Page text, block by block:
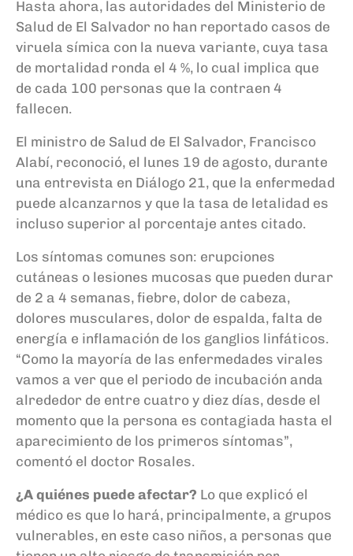
Hasta ahora, las autoridades del Ministerio de
Salud de El Salvador no han reportado casos de
viruela símica con la nueva variante, cuya tasa
de mortalidad ronda el 4 %, lo cual implica que
de cada 100 personas que la contraen 4
fallecen.
El ministro de Salud de El Salvador, Francisco
Alabí, reconoció, el lunes 19 de agosto, durante
una entrevista en Diálogo 21, que la enfermedad
puede alcanzarnos y que la tasa de letalidad es
incluso superior al porcentaje antes citado.
Los síntomas comunes son: erupciones
cutáneas o lesiones mucosas que pueden durar
de 2 a 4 semanas, fiebre, dolor de cabeza,
dolores musculares, dolor de espalda, falta de
energía e inflamación de los ganglios linfáticos.
“Como la mayoría de las enfermedades virales
vamos a ver que el periodo de incubación anda
alrededor de entre cuatro y diez días, desde el
momento que la persona es contagiada hasta el
aparecimiento de los primeros síntomas”,
comentó el doctor Rosales.
¿A quiénes puede afectar? Lo que explicó el
médico es que lo hará, principalmente, a grupos
vulnerables, en este caso niños, a personas que